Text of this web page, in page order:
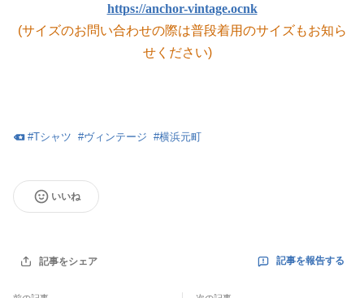
https://anchor-vintage.ocnk
(サイズのお問い合わせの際は普段着用のサイズもお知ら
せください)
#Tシャツ #ヴィンテージ #横浜元町
いいね
記事をシェア 記事を報告する